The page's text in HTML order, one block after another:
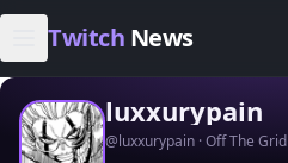
Skip to content
Twitch News
luxxurypain
@luxxurypain · Off The Grid